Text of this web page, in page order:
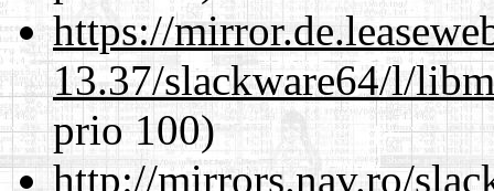
https://
13.37/slackware64/l/
prio 100)
http://mirrors.nav.ro/